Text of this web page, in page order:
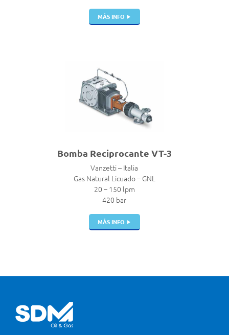
MÁS INFO
Bomba Reciprocante VT-3
Vanzetti – Italia
Gas Natural Licuado – GNL
20 – 150 lpm
420 bar
MÁS INFO